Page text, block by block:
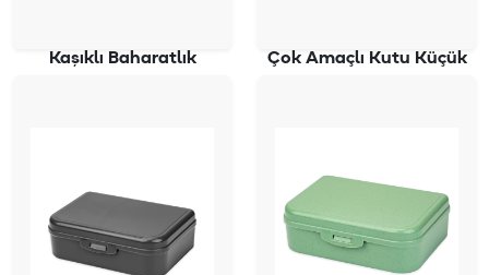
Kaşıklı Baharatlık Çok Amaçlı Kutu Küçük